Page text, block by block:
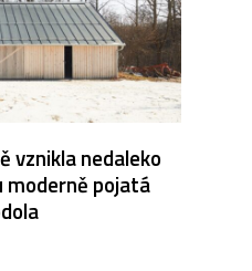
vznikla nedaleko
moderně pojatá